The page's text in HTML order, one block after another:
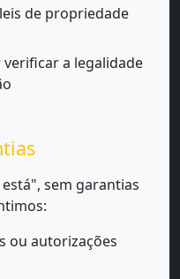
de propriedade
a legalidade
sem garantias
ou autorizações